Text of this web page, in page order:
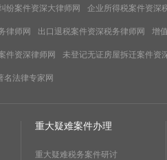
纷案件资深大律师网 企业所得税案件资深
律师网 出口退税案件资深税务律师网 增
件资深律师网 未登记无证房屋拆迁案件资
名法律专家网
重大疑难案件办理
重大疑难税务案件研讨